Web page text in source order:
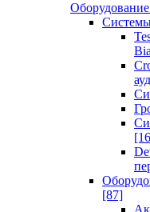
Оборудование
[87]